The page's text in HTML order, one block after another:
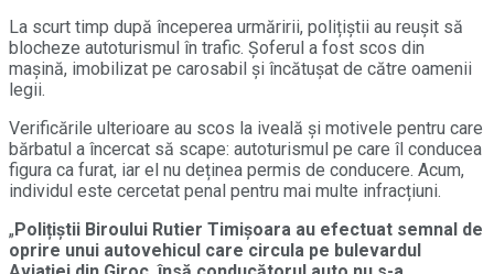
La scurt timp după începerea urmăririi, polițiștii au reușit să
blocheze autoturismul în trafic. Șoferul a fost scos din
mașină, imobilizat pe carosabil și încătușat de către oamenii
legii.
Verificările ulterioare au scos la iveală și motivele pentru care
bărbatul a încercat să scape: autoturismul pe care îl conducea
figura ca furat, iar el nu deținea permis de conducere. Acum,
individul este cercetat penal pentru mai multe infracțiuni.
„Polițiștii Biroului Rutier Timișoara au efectuat semnal de
oprire unui autovehicul care circula pe bulevardul